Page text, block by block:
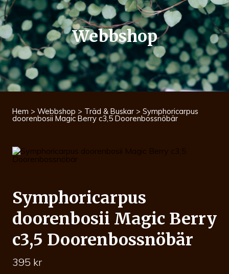
Webbshop
Hem > Webbshop > Träd & Buskar > Symphoricarpus
doorenbosii Magic Berry c3,5 Doorenbossnöbär
Symphoricarpus
doorenbosii Magic Berry
c3,5 Doorenbossnöbär
395 kr